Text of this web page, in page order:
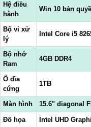
Hệ điều
hành
Win 10 bản
Bộ vi xử
lý
Intel Core i5
Bộ nhớ
Ram
4GB DDR4
Ổ đĩa
cứng
1TB
Màn hình 15.6" diagonal
Đồ họa Intel UHD